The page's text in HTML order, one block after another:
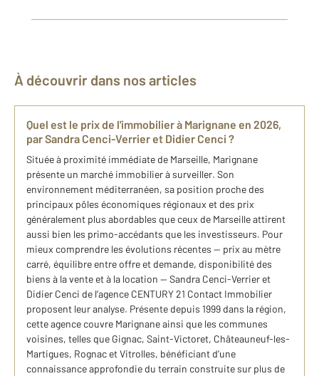
À découvrir dans nos articles
Quel est le prix de l'immobilier à Marignane en 2026,
par Sandra Cenci-Verrier et Didier Cenci ?
Située à proximité immédiate de Marseille, Marignane
présente un marché immobilier à surveiller. Son
environnement méditerranéen, sa position proche des
principaux pôles économiques régionaux et des prix
généralement plus abordables que ceux de Marseille attirent
aussi bien les primo-accédants que les investisseurs. Pour
mieux comprendre les évolutions récentes — prix au mètre
carré, équilibre entre offre et demande, disponibilité des
biens à la vente et à la location — Sandra Cenci-Verrier et
Didier Cenci de l’agence CENTURY 21 Contact Immobilier
proposent leur analyse. Présente depuis 1999 dans la région,
cette agence couvre Marignane ainsi que les communes
voisines, telles que Gignac, Saint-Victoret, Châteauneuf-les-
Martigues, Rognac et Vitrolles, bénéficiant d’une
connaissance approfondie du terrain construite sur plus de